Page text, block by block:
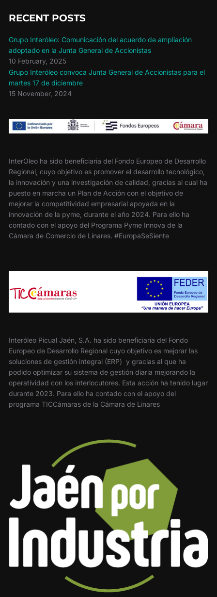
RECENT POSTS
Grupo Interóleo: Comunicación del acuerdo de ampliación
adoptado en la Junta General de Accionistas
10 February, 2025
Grupo Interóleo convoca Junta General de Accionistas para el
martes 17 de diciembre
15 November, 2024
InterOleo ha sido beneficiaria del Fondo Europeo de Desarrollo
Regional, cuyo objetivo es promover el desarrollo tecnológico,
la innovación y una investigación de calidad, gracias al cual ha
puesto en marcha un Plan de Acción con el objetivo de
mejorar la competitividad empresarial apoyada en la
innovación de la pyme, durante el año 2024. Para ello ha
contado con el apoyo del Programa Pyme Innova de la
Cámara de Comercio de Linares. #EuropaSeSiente
Interóleo Picual Jaén, S.A. ha sido beneficiaria del Fondo
Europeo de Desarrollo Regional cuyo objetivo es mejorar las
soluciones de gestión integral (ERP) y gracias al que ha
podido optimizar su sistema de gestión diaria mejorando la
operatividad con los interlocutores. Esta acción ha tenido lugar
durante 2023. Para ello ha contado con el apoyo del
programa TICCámaras de la Cámara de Linares